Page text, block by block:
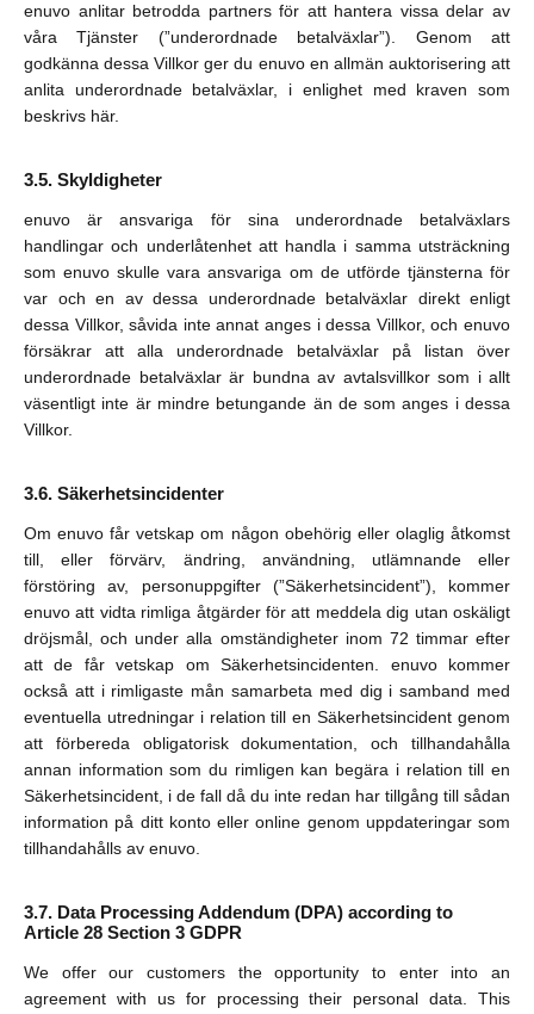
enuvo anlitar betrodda partners för att hantera vissa delar av
våra Tjänster (”underordnade betalväxlar”). Genom att
godkänna dessa Villkor ger du enuvo en allmän auktorisering att
anlita underordnade betalväxlar, i enlighet med kraven som
beskrivs här.
Skyldigheter
enuvo är ansvariga för sina underordnade betalväxlars
handlingar och underlåtenhet att handla i samma utsträckning
som enuvo skulle vara ansvariga om de utförde tjänsterna för
var och en av dessa underordnade betalväxlar direkt enligt
dessa Villkor, såvida inte annat anges i dessa Villkor, och enuvo
försäkrar att alla underordnade betalväxlar på listan över
underordnade betalväxlar är bundna av avtalsvillkor som i allt
väsentligt inte är mindre betungande än de som anges i dessa
Villkor.
Säkerhetsincidenter
Om enuvo får vetskap om någon obehörig eller olaglig åtkomst
till, eller förvärv, ändring, användning, utlämnande eller
förstöring av, personuppgifter (”Säkerhetsincident”), kommer
enuvo att vidta rimliga åtgärder för att meddela dig utan oskäligt
dröjsmål, och under alla omständigheter inom 72 timmar efter
att de får vetskap om Säkerhetsincidenten. enuvo kommer
också att i rimligaste mån samarbeta med dig i samband med
eventuella utredningar i relation till en Säkerhetsincident genom
att förbereda obligatorisk dokumentation, och tillhandahålla
annan information som du rimligen kan begära i relation till en
Säkerhetsincident, i de fall då du inte redan har tillgång till sådan
information på ditt konto eller online genom uppdateringar som
tillhandahålls av enuvo.
Data Processing Addendum (DPA) according to
Article 28 Section 3 GDPR
We offer our customers the opportunity to enter into an
agreement with us for processing their personal data. This